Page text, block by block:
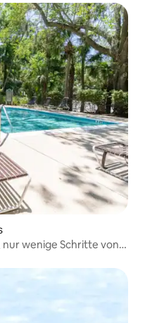
wenige Schritte von